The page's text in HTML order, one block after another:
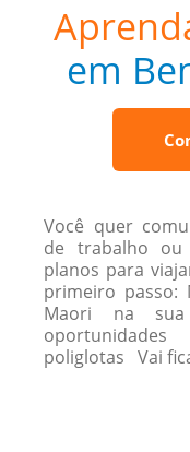
em
Você quer
de trabalho ou
planos para
primeiro passo:
Maori na sua
poliglotas Vai